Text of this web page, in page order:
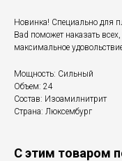
Новинка! Специально для
Bad поможет наказать
максимальное
Мощность: Сильный
Объем: 24
Состав: Изоамилнитрит
Страна: Люксембург
С этим товаром